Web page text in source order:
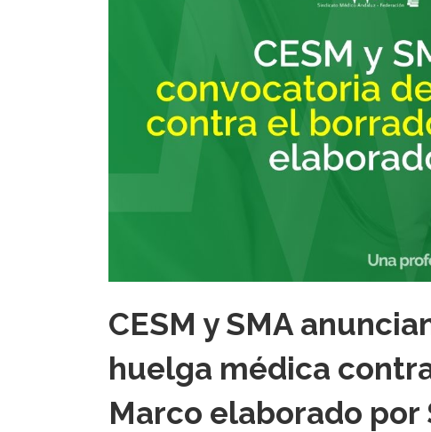
CESM y SMA
huelga médica
Marco elaborado por